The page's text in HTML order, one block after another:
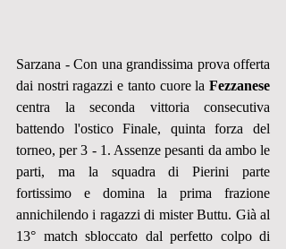
Sarzana - Con una grandissima prova offerta
dai nostri ragazzi e tanto cuore la Fezzanese
centra la seconda vittoria consecutiva
battendo l'ostico Finale, quinta forza del
torneo, per 3 - 1. Assenze pesanti da ambo le
parti, ma la squadra di Pierini parte
fortissimo e domina la prima frazione
annichilendo i ragazzi di mister Buttu. Già al
13° match sbloccato dal perfetto colpo di